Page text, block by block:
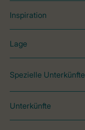
Inspiration
Lage
Spezielle Unterkünfte
Unterkünfte